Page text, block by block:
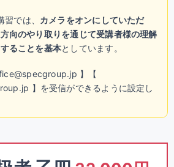
では、 カメラをオンにしていただ
向のやり取りを通じて受講者様の理解
ることを基本としています。
】【
】を受信ができるように設定し